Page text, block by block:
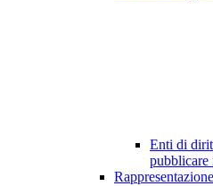
Enti di
pubblicare